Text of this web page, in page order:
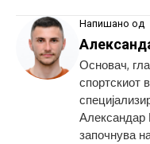
Напишано од
Основач,
спортскиот
Александар
започнува